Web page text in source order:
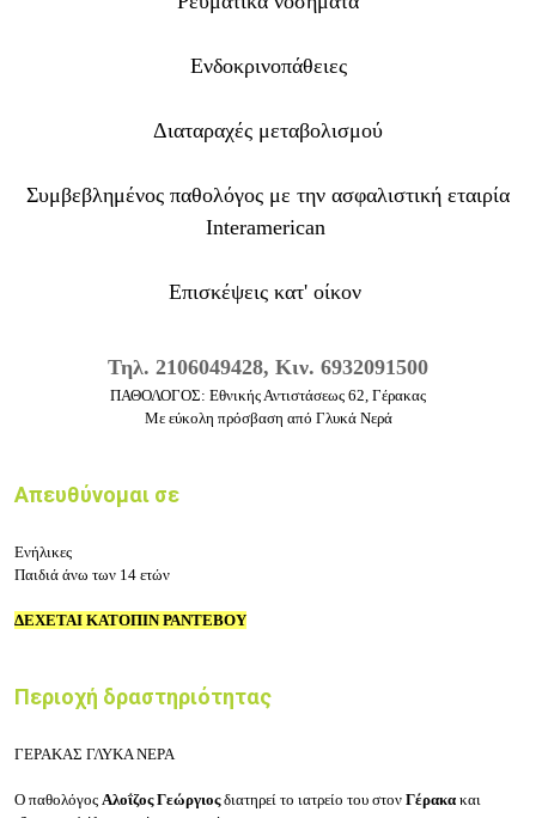
Ενδοκρινοπάθειες
Διαταραχές μεταβολισμού
Συμβεβλημένος παθολόγος με την ασφαλιστική εταιρία
Interamerican
Επισκέψεις κατ' οίκον
Τηλ. 2106049428, Κιν. 6932091500
ΠΑΘΟΛΟΓΟΣ: Εθνικής Αντιστάσεως 62, Γέρακας
Με εύκολη πρόσβαση από Γλυκά Νερά
Απευθύνομαι σε
Ενήλικες
Παιδιά άνω των 14 ετών
ΔΕΧΕΤΑΙ ΚΑΤΟΠΙΝ ΡΑΝΤΕΒΟΥ
Περιοχή δραστηριότητας
ΓΕΡΑΚΑΣ ΓΛΥΚΑ ΝΕΡΑ
Ο παθολόγος Αλοΐζος Γεώργιοςδιατηρεί το ιατρείο του στον Γέρακα και